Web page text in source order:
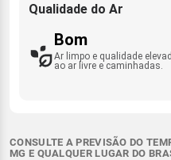
Qualidade do Ar
Bom
Ar limpo e qualidade
ao ar livre e caminhadas.
CONSULTE A PREVISÃO DO
MG E QUALQUER LUGAR DO